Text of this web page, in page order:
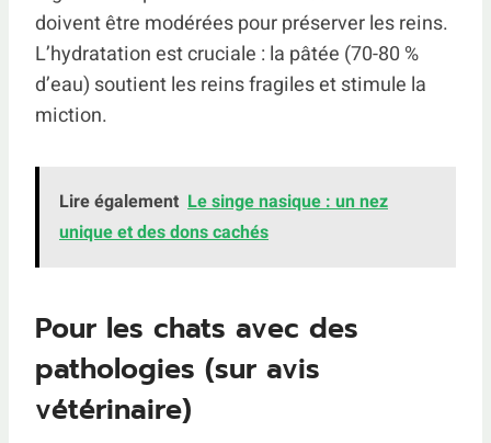
doivent être modérées pour préserver les reins.
L’hydratation est cruciale : la pâtée (70-80 %
d’eau) soutient les reins fragiles et stimule la
miction.
Lire également Le singe nasique : un nez
unique et des dons cachés
Pour les chats avec des
pathologies (sur avis
vétérinaire)